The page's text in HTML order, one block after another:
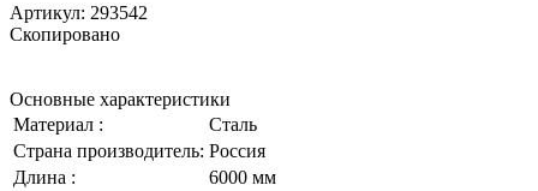
Артикул: 293542
Скопировано
Основные характеристики
Материал :
Сталь
Страна производитель: Россия
Длина :
6000 мм